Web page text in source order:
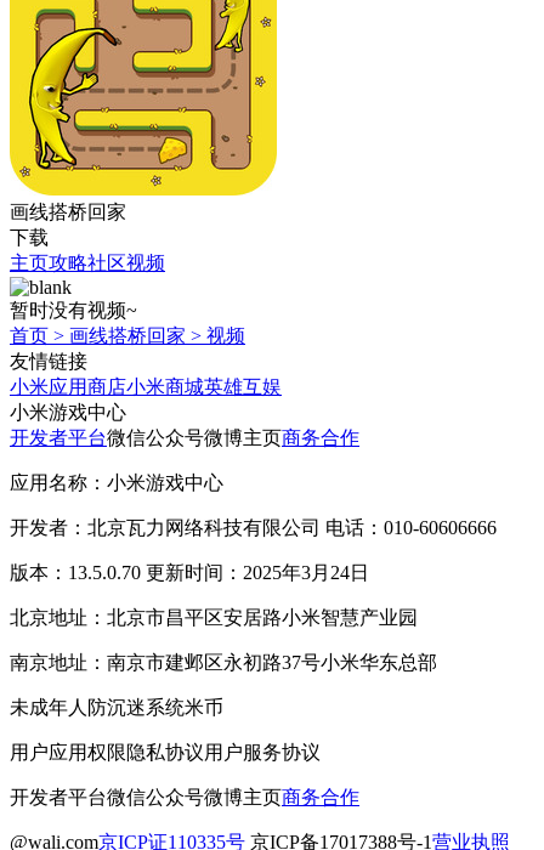
画线搭桥回家
下载
主页攻略社区视频
暂时没有视频~
首页 > 画线搭桥回家 > 视频
友情链接
小米应用商店小米商城英雄互娱
小米游戏中心
开发者平台微信公众号微博主页商务合作
应用名称：小米游戏中心
开发者：北京瓦力网络科技有限公司 电话：010-60606666
版本：13.5.0.70 更新时间：2025年3月24日
北京地址：北京市昌平区安居路小米智慧产业园
南京地址：南京市建邺区永初路37号小米华东总部
未成年人防沉迷系统米币
用户应用权限隐私协议用户服务协议
开发者平台微信公众号微博主页商务合作
@wali.com京ICP证110335号 京ICP备17017388号-1营业执照